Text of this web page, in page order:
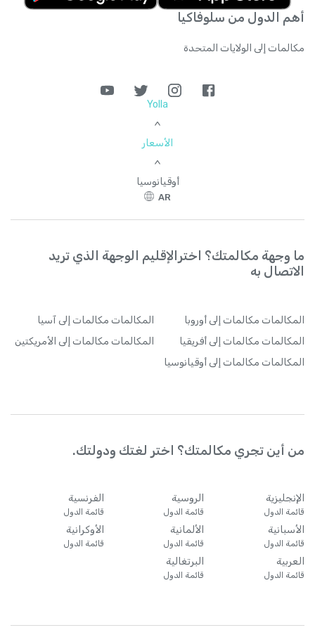
أهم الدول من سلوفاكيا
مكالمات إلى الولايات المتحدة
Yolla
>
الأسعار
>
أوقيانوسيا
AR
ما وجهة مكالمتك؟ اخترالإقليم الوجهة الذي تريد
الاتصال به
المكالمات مكالمات إلى أوروبا المكالمات مكالمات إلى آسيا
المكالمات مكالمات إلى أفريقيا المكالمات مكالمات إلى الأمريكتين
المكالمات مكالمات إلى أوقيانوسيا
من أين تجري مكالمتك؟ اختر لغتك ودولتك.
الإنجليزية
قائمة الدول
الروسية
قائمة الدول
الفرنسية
قائمة الدول
الأسبانية
قائمة الدول
الألمانية
قائمة الدول
الأوكرانية
قائمة الدول
العربية
قائمة الدول
البرتغالية
قائمة الدول